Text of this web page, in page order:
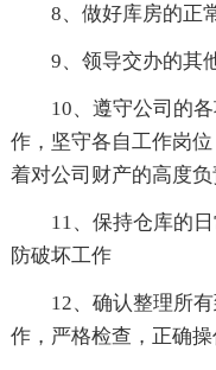
8、做好库房的正
9、领导交办的其
10、遵守公司的各
作，坚守各自工作岗
着对公司财产的高度
11、保持仓库的日
防破坏工作
12、确认整理所有
作，严格检查，正确